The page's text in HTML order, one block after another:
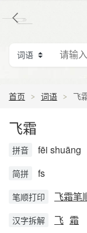
首页 词语 飞
飞霜
拼音 fēi shuāng
简拼 fs
笔顺打印 飞霜笔
汉字拆解 飞 霜